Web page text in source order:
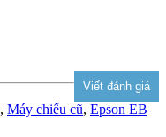
, Máy chiếu cũ, Epson EB